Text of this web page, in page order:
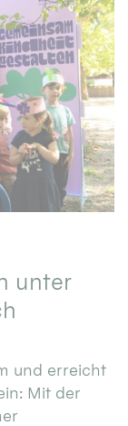
unter
und erreicht
Mit der